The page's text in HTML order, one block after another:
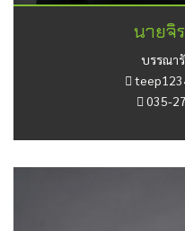
นายจิ
บรรณา
035-